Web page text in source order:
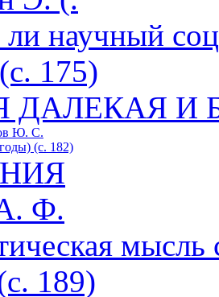
научный
175)
ДАЛЕКАЯ И
Ю. С.
(с. 182)
Ф.
189)